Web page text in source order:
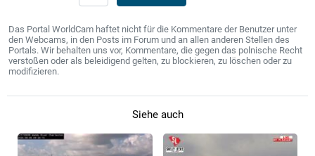
Das Portal WorldCam haftet nicht für die Kommentare der Benutzer unter
den Webcams, in den Posts im Forum und an allen anderen Stellen des
Portals. Wir behalten uns vor, Kommentare, die gegen das polnische Recht
verstoßen oder als beleidigend gelten, zu blockieren, zu löschen oder zu
modifizieren.
Siehe auch